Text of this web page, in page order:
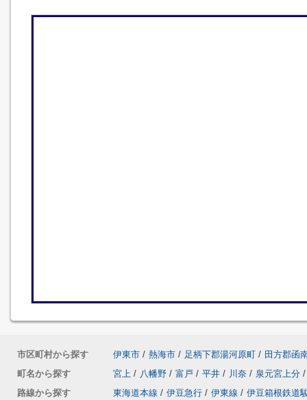
市区町村から探す 伊東市 / 熱海市 / 足柄下郡湯河原町 / 田方郡函
町名から探す
宮上 / 八幡野 / 富戸 / 平井 / 川奈 / 泉元宮上分 /
路線から探す
東海道本線 / 伊豆急行 / 伊東線 / 伊豆箱根鉄道